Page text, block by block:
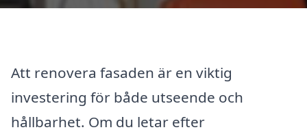
Att renovera fasaden är en viktig
investering för både utseende och
hållbarhet. Om du letar efter